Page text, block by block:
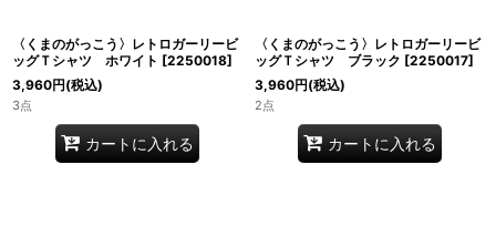
〈くまのがっこう〉レトロガーリービ
ッグＴシャツ ホワイト [2250018]
3,960円(税込)
3点
カートに入れる
〈くまのがっこう〉レトロガーリービ
ッグＴシャツ ブラック [2250017]
3,960円(税込)
2点
カートに入れる